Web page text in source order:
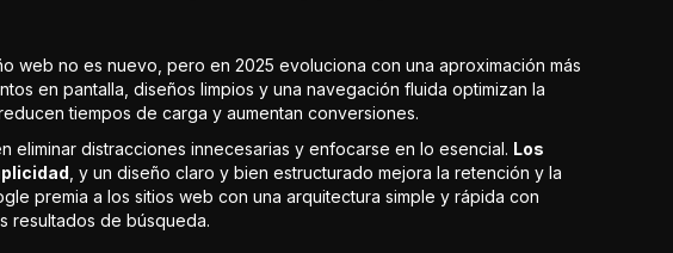
web no es nuevo, pero en 2025 evoluciona con una aproximación más
en pantalla, diseños limpios y una navegación fluida optimizan la
tiempos de carga y aumentan conversiones.
eliminar distracciones innecesarias y enfocarse en lo esencial. Los
, y un diseño claro y bien estructurado mejora la retención y la
premia a los sitios web con una arquitectura simple y rápida con
resultados de búsqueda.